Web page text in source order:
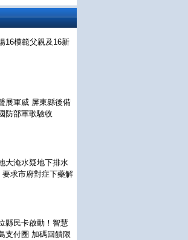
16模範父親及16新
展軍威 屏東縣後備
防部軍歌驗收
大淹水疑地下排水
求市府對症下藥解
縣民卡啟動！智慧
支付圈 加碼回饋限